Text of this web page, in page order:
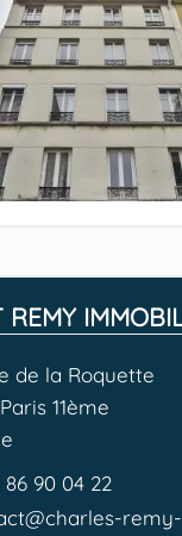
REMY
de la Roquette
11ème
86 90 04 22